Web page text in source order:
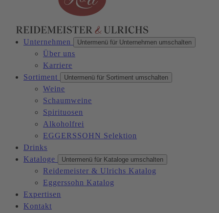
Unternehmen Untermenü für Unternehmen umschalten
Über uns
Karriere
Sortiment
Untermenü für Sortiment umschalten
Weine
Schaumweine
Spirituosen
Alkoholfrei
EGGERSSOHN Selektion
Drinks
Kataloge
Untermenü für Kataloge umschalten
Reidemeister & Ulrichs Katalog
Eggerssohn Katalog
Expertisen
Kontakt